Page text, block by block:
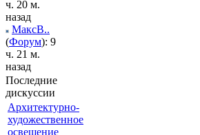
ч. 20 м.
назад
МаксВ..
(Форум): 9
ч. 21 м.
назад
Последние
дискуссии
Архитектурно-
художественное
освещение